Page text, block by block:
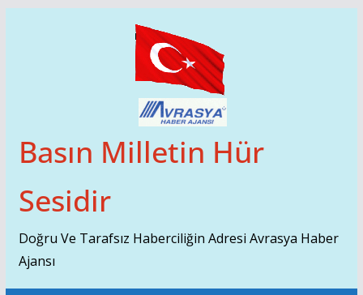
Basın Milletin Hür
Sesidir
Doğru Ve Tarafsız Haberciliğin Adresi Avrasya Haber
Ajansı